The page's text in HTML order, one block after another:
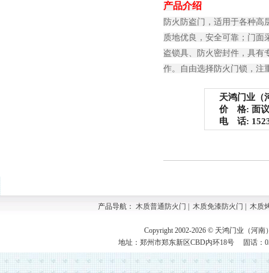
产品介绍
防火防盗门，适用于各种高
质地优良，安全可靠；门面
盗锁具、防火密封件，具有
作。自由选择防火门锁，注
天鸿门业（
价 格: 面议
电 话:
产品导航： 木质普通防火门 木质免漆防火门 木质
Copyright 2002-2026 © 天鸿门业（河
地址：郑州市郑东新区CBD内环18号 固话：